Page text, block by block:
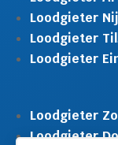
Loodgieter
Loodgieter
Loodgieter
Loodgieter
Loodgieter